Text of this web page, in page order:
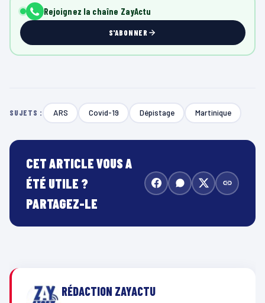
Rejoignez la chaîne ZayActu
S'ABONNER
SUJETS : ARS Covid-19 Dépistage Martinique
CET ARTICLE VOUS A
ÉTÉ UTILE ?
PARTAGEZ-LE
RÉDACTION ZAYACTU